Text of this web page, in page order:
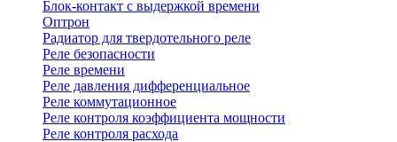
Блок-контакт с выдержкой времени
Оптрон
Радиатор для твердотельного реле
Реле безопасности
Реле времени
Реле давления дифференциальное
Реле коммутационное
Реле контроля коэффициента мощности
Реле контроля расхода